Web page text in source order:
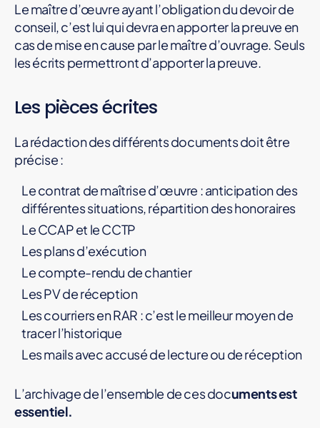
Le maître d’œuvre ayant l’obligation du devoir de
conseil, c’est lui qui devra en apporter la preuve en
cas de mise en cause par le maître d’ouvrage. Seuls
les écrits permettront d’apporter la preuve.
Les pièces écrites
La rédaction des différents documents doit être
précise :
Le contrat de maîtrise d’œuvre : anticipation des
différentes situations, répartition des honoraires
Le CCAP et le CCTP
Les plans d’exécution
Le compte-rendu de chantier
Les PV de réception
Les courriers en RAR : c’est le meilleur moyen de
tracer l’historique
Les mails avec accusé de lecture ou de réception
L’archivage de l’ensemble de ces documents est
essentiel.